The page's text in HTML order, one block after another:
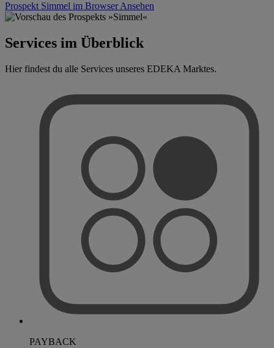
Prospekt Simmel im Browser Ansehen
Services im Überblick
Hier findest du alle Services unseres EDEKA Marktes.
PAYBACK